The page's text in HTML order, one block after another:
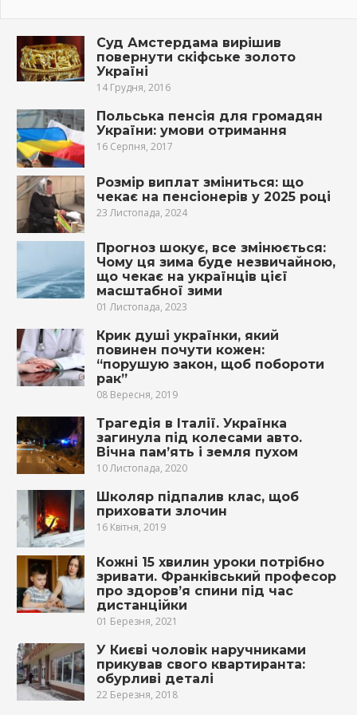
Суд Амстердама вирішив
повернути скіфське золото
Україні
14 Грудня, 2016
Польська пенсія для громадян
України: умови отримання
16 Серпня, 2017
Розмір виплат зміниться: що
чекає на пенсіонерів у 2025 році
23 Листопада, 2024
Прогноз шокує, все змінюється:
Чому ця зима буде незвичайною,
що чекає на українців цієї
масштабної зими
01 Листопада, 2023
Крик душі українки, який
повинен почути кожен:
“порушую закон, щоб побороти
рак”
08 Вересня, 2019
Трагедія в Італії. Українка
загинула під колесами авто.
Вічна пам’ять і земля пухом
10 Листопада, 2020
Школяр підпалив клас, щоб
приховати злочин
16 Квітня, 2019
Кожні 15 хвилин уроки потрібно
зривати. Франківський професор
про здоров’я спини під час
дистанційки
01 Березня, 2021
У Києві чоловік наручниками
прикував свого квартиранта:
обурливі деталі
22 Березня, 2018